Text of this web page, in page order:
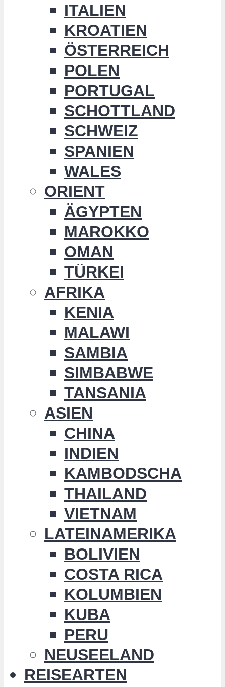
ITALIEN
KROATIEN
ÖSTERREICH
POLEN
PORTUGAL
SCHOTTLAND
SCHWEIZ
SPANIEN
WALES
ORIENT
ÄGYPTEN
MAROKKO
OMAN
TÜRKEI
AFRIKA
KENIA
MALAWI
SAMBIA
SIMBABWE
TANSANIA
ASIEN
CHINA
INDIEN
KAMBODSCHA
THAILAND
VIETNAM
LATEINAMERIKA
BOLIVIEN
COSTA RICA
KOLUMBIEN
KUBA
PERU
NEUSEELAND
REISEARTEN